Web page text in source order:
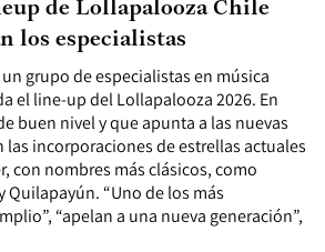
grupo de especialistas en música
el line-up del Lollapalooza 2026. En
buen nivel y que apunta a las nuevas
las incorporaciones de estrellas actuales
con nombres más clásicos, como
Quilapayún. “Uno de los más
“apelan a una nueva generación”,
de Lollapalooza Chile
los especialistas